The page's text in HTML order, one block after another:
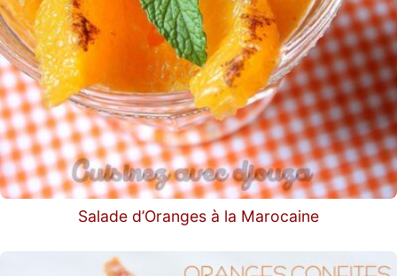
Salade d’Oranges à la Marocaine